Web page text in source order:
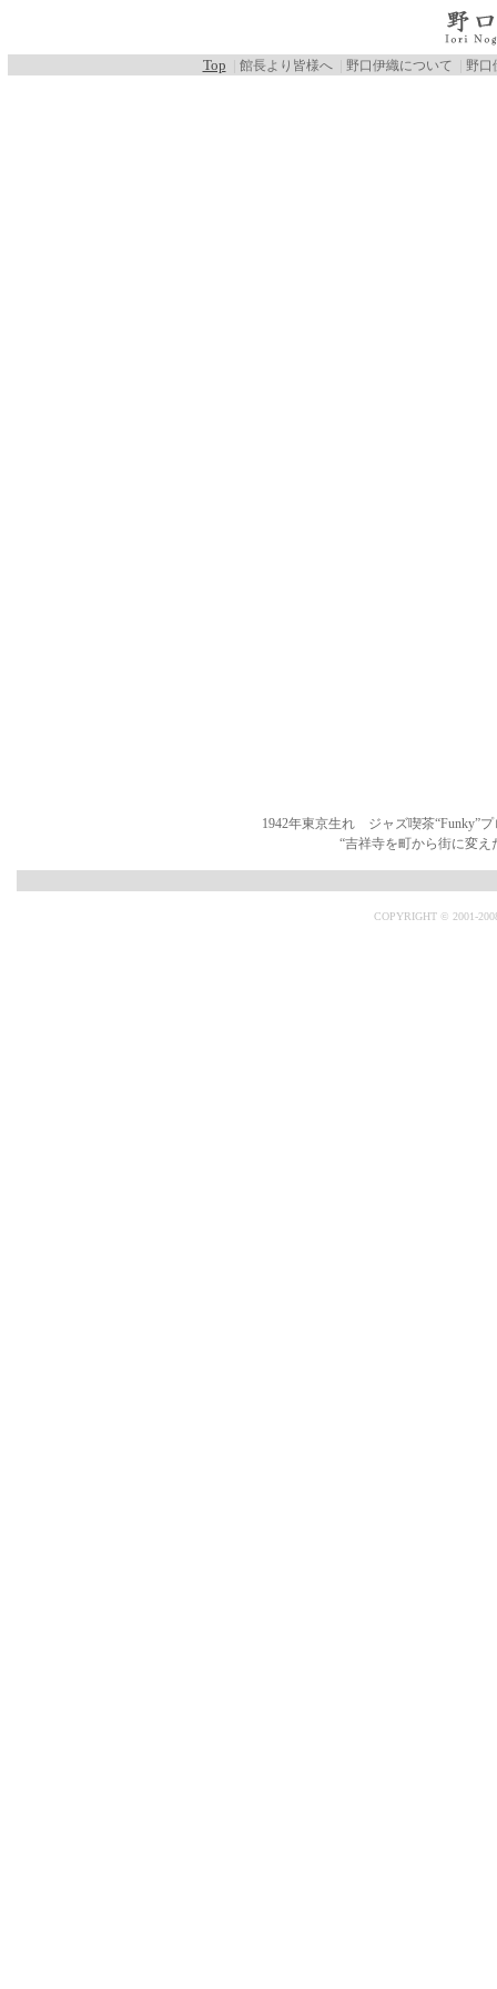
Top 館長より皆様へ 野口伊織について 野口
1942年東京生れ ジャズ喫茶“Funky”
“吉祥寺を町から街に変
COPYRIGHT © 2001-